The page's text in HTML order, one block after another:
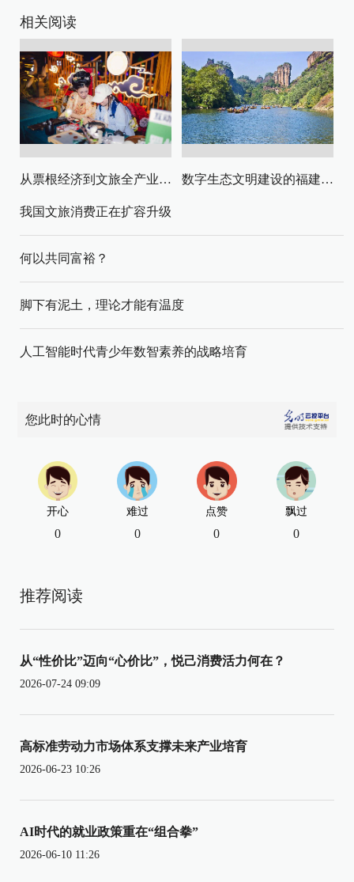
相关阅读
从票根经济到文旅全产业链升级 数字生态文明建设的福建路径与启示
我国文旅消费正在扩容升级
何以共同富裕？
脚下有泥土，理论才能有温度
人工智能时代青少年数智素养的战略培育
您此时的心情
开心
0
难过
0
点赞
0
飘过
0
推荐阅读
从“性价比”迈向“心价比”，悦己消费活力何在？
2026-07-24 09:09
高标准劳动力市场体系支撑未来产业培育
2026-06-23 10:26
AI时代的就业政策重在“组合拳”
2026-06-10 11:26